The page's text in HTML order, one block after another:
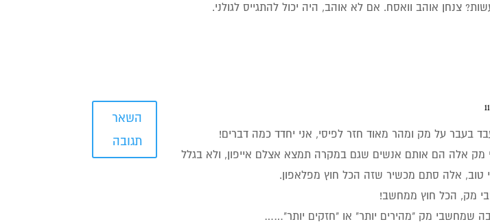
צנחן אוהב וואסח. אם לא אוהב, היה יכול להתגייס לגולני.
בעבר על מק ומהר מאוד חזר לפיסי, אני יחדד כמה דברים!
מק אלה הם אותם אנשים שגם במקרה תמצא אצלם אייפון, ולא בגלל
טוב, אלה סתם מכשיר שזה הכל חוץ מפלאפון.
מק, הכל חוץ ממחשב!
שמחשבי מק "מהירים יותר" או "חזקים יותר"……
השאר
תגובה